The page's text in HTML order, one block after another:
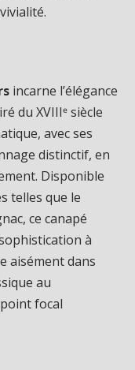
incarne l’élégance
du XVIIIᵉ siècle
avec ses
distinctif, en
Disponible
telles que le
ce canapé
à
aisément dans
au
focal